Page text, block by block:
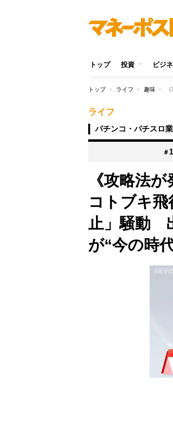
トップ 投資 ビジ
トップ ライフ 趣味
ライフ
パチンコ・パチスロ
＃ 1
《攻略法
コトブキ
止」騒動
が“今の時